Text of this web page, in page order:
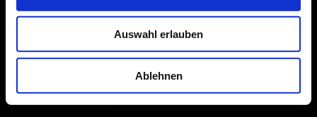
Auswahl erlauben
Ablehnen